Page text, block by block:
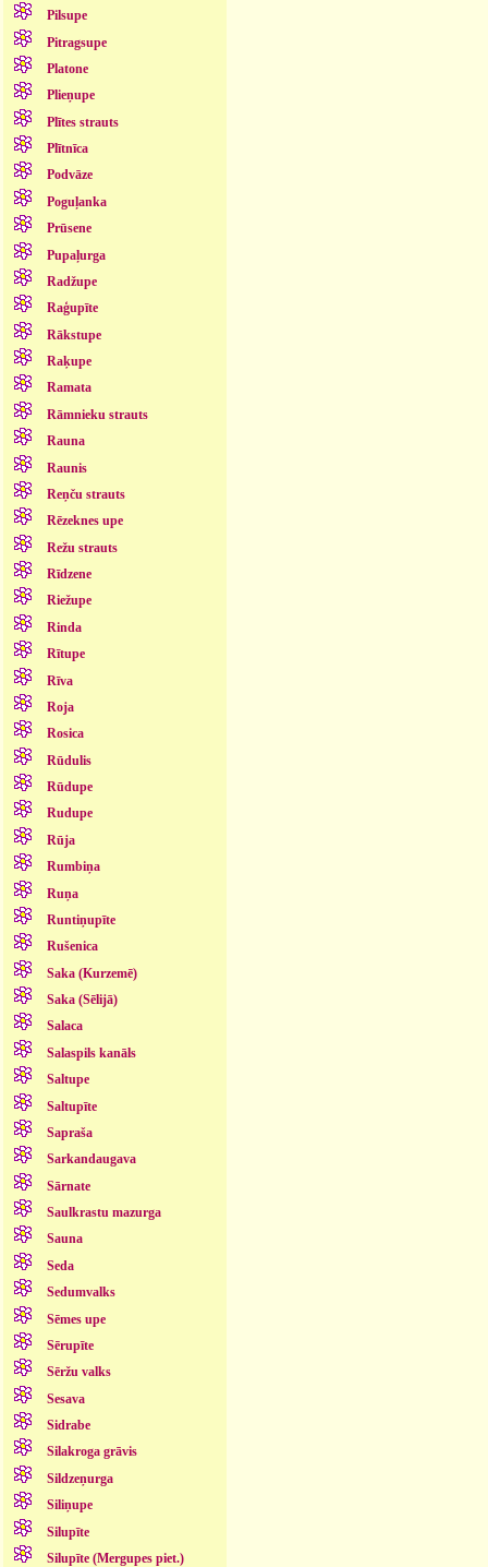
Pilsupe
Pitragsupe
Platone
Plieņupe
Plītes strauts
Plītnīca
Podvāze
Poguļanka
Prūsene
Pupaļurga
Radžupe
Raģupīte
Rākstupe
Raķupe
Ramata
Rāmnieku strauts
Rauna
Raunis
Reņču strauts
Rēzeknes upe
Režu strauts
Rīdzene
Riežupe
Rinda
Rītupe
Rīva
Roja
Rosica
Rūdulis
Rūdupe
Rudupe
Rūja
Rumbiņa
Ruņa
Runtiņupīte
Rušenica
Saka (Kurzemē)
Saka (Sēlijā)
Salaca
Salaspils kanāls
Saltupe
Saltupīte
Sapraša
Sarkandaugava
Sārnate
Saulkrastu mazurga
Sauna
Seda
Sedumvalks
Sēmes upe
Sērupīte
Sēržu valks
Sesava
Sidrabe
Silakroga grāvis
Sildzeņurga
Siliņupe
Silupīte
Silupīte (Mergupes piet.)